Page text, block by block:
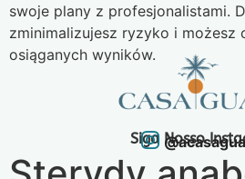
swoje plany z profesjonalistami.
zminimalizujesz ryzyko i możesz
osiąganych wyników.
Siga Nosso